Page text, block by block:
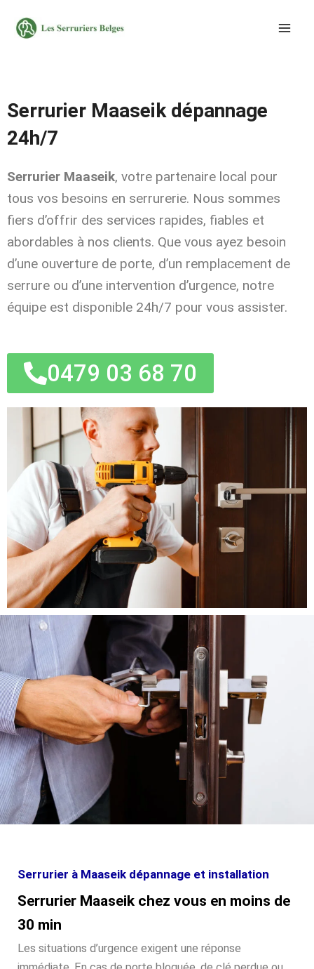
Serrurier Maaseik dépannage
24h/7
Serrurier Maaseik, votre partenaire local pour
tous vos besoins en serrurerie. Nous sommes
fiers d’offrir des services rapides, fiables et
abordables à nos clients. Que vous ayez besoin
d’une ouverture de porte, d’un remplacement de
serrure ou d’une intervention d’urgence, notre
équipe est disponible 24h/7 pour vous assister.
0479 03 68 70
Serrurier à Maaseik dépannage et installation
Serrurier Maaseik chez vous en moins de
30 min
Les situations d’urgence exigent une réponse